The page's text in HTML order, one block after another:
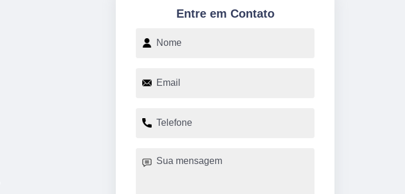
Entre em Contato